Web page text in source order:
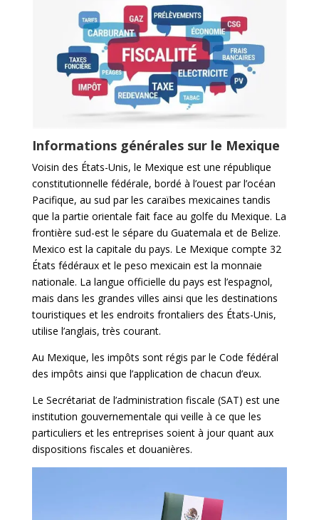
Informations générales sur le Mexique
Voisin des États-Unis, le Mexique est une république
constitutionnelle fédérale, bordé à l’ouest par l’océan
Pacifique, au sud par les caraïbes mexicaines tandis
que la partie orientale fait face au golfe du Mexique. La
frontière sud-est le sépare du Guatemala et de Belize.
Mexico est la capitale du pays. Le Mexique compte 32
États fédéraux et le peso mexicain est la monnaie
nationale. La langue officielle du pays est l’espagnol,
mais dans les grandes villes ainsi que les destinations
touristiques et les endroits frontaliers des États-Unis,
utilise l’anglais, très courant.
Au Mexique, les impôts sont régis par le Code fédéral
des impôts ainsi que l’application de chacun d’eux.
Le Secrétariat de l’administration fiscale (SAT) est une
institution gouvernementale qui veille à ce que les
particuliers et les entreprises soient à jour quant aux
dispositions fiscales et douanières.